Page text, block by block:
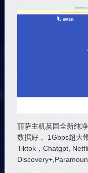
丽萨主机英国全新纯
数据好， 1Gbps超大
Tiktok，Chatgpt,